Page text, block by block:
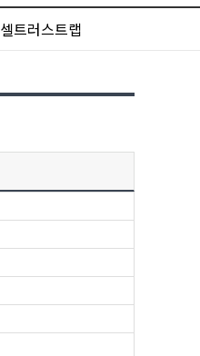
셀트러스트랩